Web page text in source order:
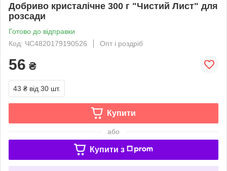
Добриво кристалічне 300 г "Чистий Лист" для
розсади
Готово до відправки
Код: ЧС4820179190526
Опт і роздріб
56 ₴
43 ₴ від 30 шт.
Купити
або
Купити з